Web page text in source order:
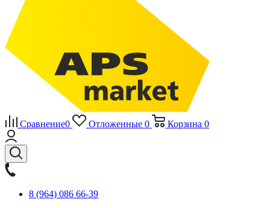
Сравнение0 Отложенные 0 Корзина 0
8 (964) 086 66-39